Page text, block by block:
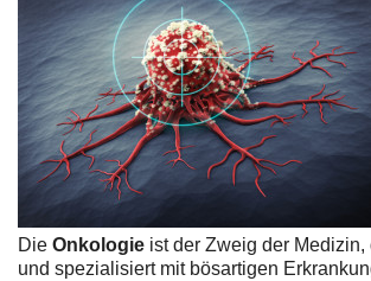
Die Onkologie ist der Zweig der
und spezialisiert mit bösartigen